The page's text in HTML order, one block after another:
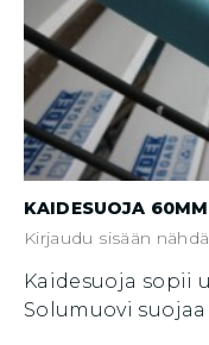
KAIDESUOJA
Kirjaudu sisään
Kaidesuoja sopii
Solumuovi suojaa